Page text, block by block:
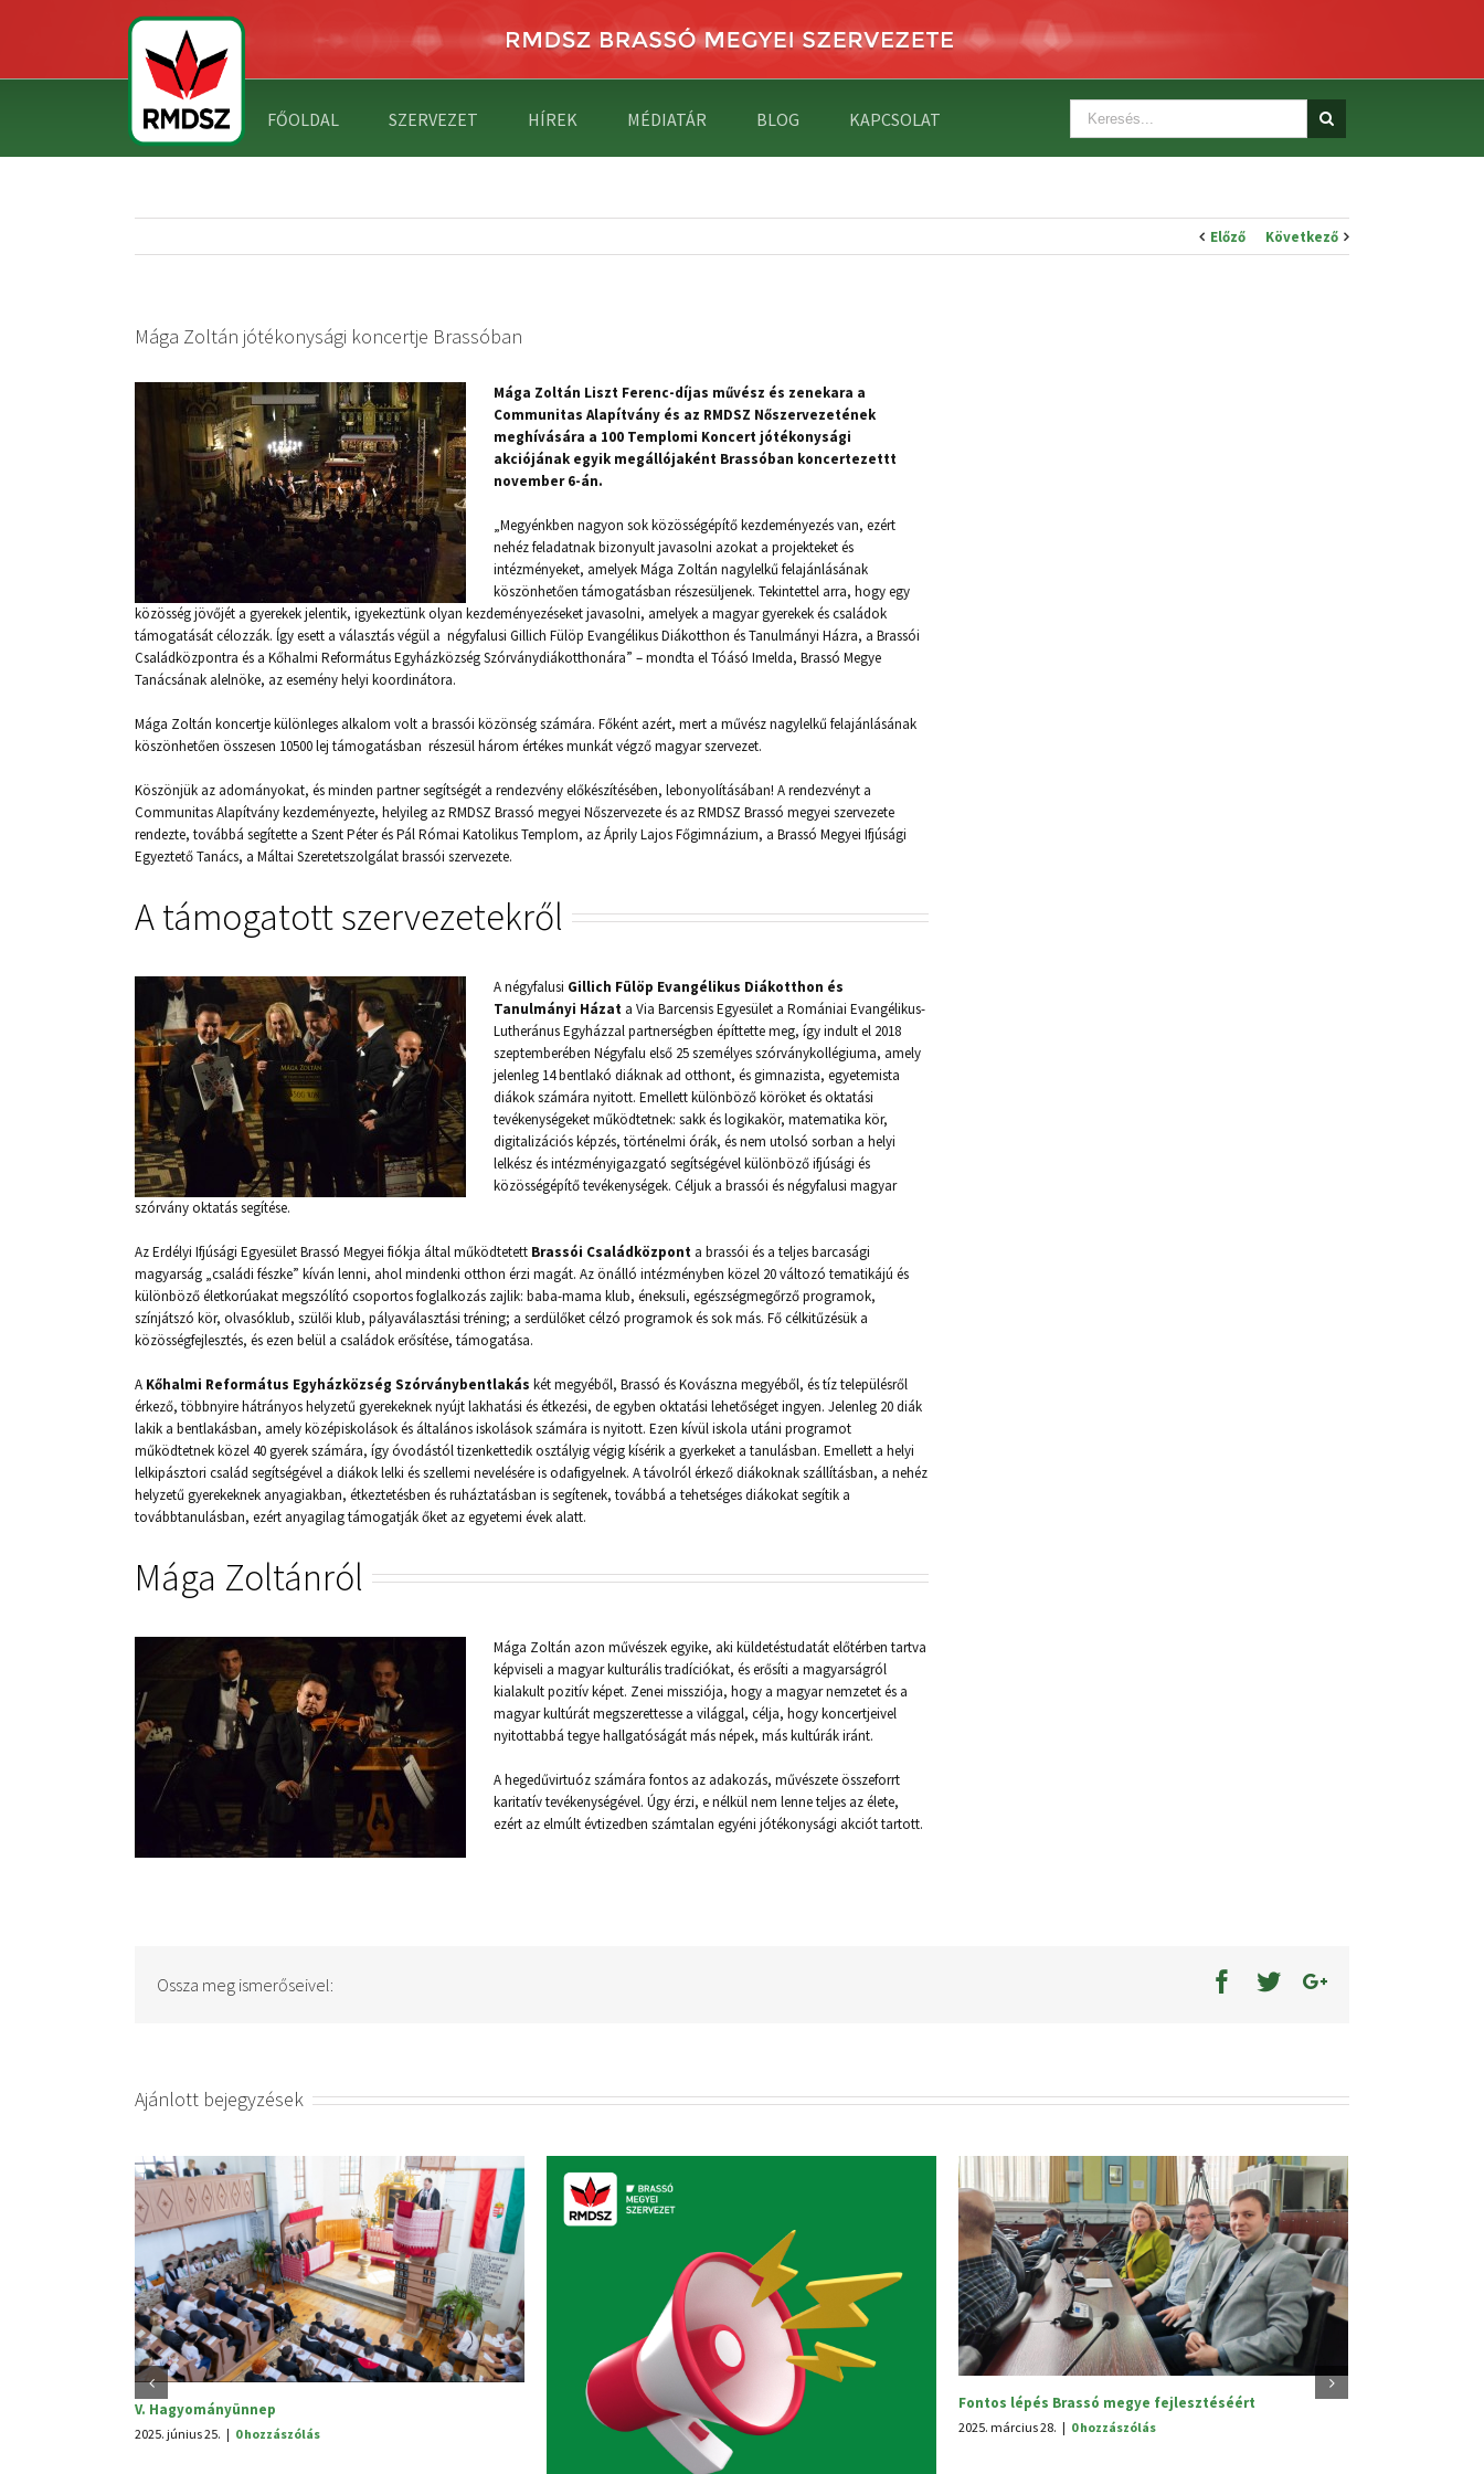
FŐOLDAL SZERVEZET HÍREK MÉDIATÁR BLOG KAPCSOLAT
Előző Következő
Mága Zoltán jótékonysági koncertje Brassóban
Mága Zoltán Liszt Ferenc-díjas művész és zenekara a
Communitas Alapítvány és az RMDSZ Nőszervezetének
meghívására a 100 Templomi Koncert jótékonysági
akciójának egyik megállójaként Brassóban koncertezettt
november 6-án.
„Megyénkben nagyon sok közösségépítő kezdeményezés van, ezért
nehéz feladatnak bizonyult javasolni azokat a projekteket és
intézményeket, amelyek Mága Zoltán nagylelkű felajánlásának
köszönhetően támogatásban részesüljenek. Tekintettel arra, hogy egy
közösség jövőjét a gyerekek jelentik, igyekeztünk olyan kezdeményezéseket javasolni, amelyek a magyar gyerekek és családok
támogatását célozzák. ĺgy esett a választás végül a négyfalusi Gillich Fülöp Evangélikus Diákotthon és Tanulmányi Házra, a Brassói
Családközpontra és a Kőhalmi Református Egyházközség Szórványdiákotthonára” – mondta el Tóásó Imelda, Brassó Megye
Tanácsának alelnöke, az esemény helyi koordinátora.
Mága Zoltán koncertje különleges alkalom volt a brassói közönség számára. Főként azért, mert a művész nagylelkű felajánlásának
köszönhetően összesen 10500 lej támogatásban részesül három értékes munkát végző magyar szervezet.
Köszönjük az adományokat, és minden partner segítségét a rendezvény előkészítésében, lebonyolításában! A rendezvényt a
Communitas Alapítvány kezdeményezte, helyileg az RMDSZ Brassó megyei Nőszervezete és az RMDSZ Brassó megyei szervezete
rendezte, továbbá segítette a Szent Péter és Pál Római Katolikus Templom, az Áprily Lajos Főgimnázium, a Brassó Megyei Ifjúsági
Egyeztető Tanács, a Máltai Szeretetszolgálat brassói szervezete.
A támogatott szervezetekről
A négyfalusi Gillich Fülöp Evangélikus Diákotthon és
Tanulmányi Házat a Via Barcensis Egyesület a Romániai Evangélikus-
Lutheránus Egyházzal partnerségben építtette meg, így indult el 2018
szeptemberében Négyfalu első 25 személyes szórványkollégiuma, amely
jelenleg 14 bentlakó diáknak ad otthont, és gimnazista, egyetemista
diákok számára nyitott. Emellett különböző köröket és oktatási
tevékenységeket működtetnek: sakk és logikakör, matematika kör,
digitalizációs képzés, történelmi órák, és nem utolsó sorban a helyi
lelkész és intézményigazgató segítségével különböző ifjúsági és
közösségépítő tevékenységek. Céljuk a brassói és négyfalusi magyar
szórvány oktatás segítése.
Az Erdélyi Ifjúsági Egyesület Brassó Megyei fiókja által működtetett Brassói Családközpont a brassói és a teljes barcasági
magyarság „családi fészke” kíván lenni, ahol mindenki otthon érzi magát. Az önálló intézményben közel 20 változó tematikájú és
különböző életkorúakat megszólító csoportos foglalkozás zajlik: baba-mama klub, éneksuli, egészségmegőrző programok,
színjátszó kör, olvasóklub, szülői klub, pályaválasztási tréning; a serdülőket célzó programok és sok más. Fő célkitűzésük a
közösségfejlesztés, és ezen belül a családok erősítése, támogatása.
A Kőhalmi Református Egyházközség Szórványbentlakás két megyéből, Brassó és Kovászna megyéből, és tíz településről
érkező, többnyire hátrányos helyzetű gyerekeknek nyújt lakhatási és étkezési, de egyben oktatási lehetőséget ingyen. Jelenleg 20 diák
lakik a bentlakásban, amely középiskolások és általános iskolások számára is nyitott. Ezen kívül iskola utáni programot
működtetnek közel 40 gyerek számára, így óvodástól tizenkettedik osztályig végig kísérik a gyerkeket a tanulásban. Emellett a helyi
lelkipásztori család segítségével a diákok lelki és szellemi nevelésére is odafigyelnek. A távolról érkező diákoknak szállításban, a nehéz
helyzetű gyerekeknek anyagiakban, étkeztetésben és ruháztatásban is segítenek, továbbá a tehetséges diákokat segítik a
továbbtanulásban, ezért anyagilag támogatják őket az egyetemi évek alatt.
Mága Zoltánról
Mága Zoltán azon művészek egyike, aki küldetéstudatát előtérben tartva
képviseli a magyar kulturális tradíciókat, és erősíti a magyarságról
kialakult pozitív képet. Zenei missziója, hogy a magyar nemzetet és a
magyar kultúrát megszerettesse a világgal, célja, hogy koncertjeivel
nyitottabbá tegye hallgatóságát más népek, más kultúrák iránt.
A hegedűvirtuóz számára fontos az adakozás, művészete összeforrt
karitatív tevékenységével. Úgy érzi, e nélkül nem lenne teljes az élete,
ezért az elmúlt évtizedben számtalan egyéni jótékonysági akciót tartott.
Ossza meg ismerőseivel:
Ajánlott bejegyzések
Fontos lépés Brassó megye fejlesztéséért
| 0 hozzászólás
Jelölési dossziék iktatása a parlamenti választásokra
0 hozzászólás
V. Hagyományünnep
2025. június 25.